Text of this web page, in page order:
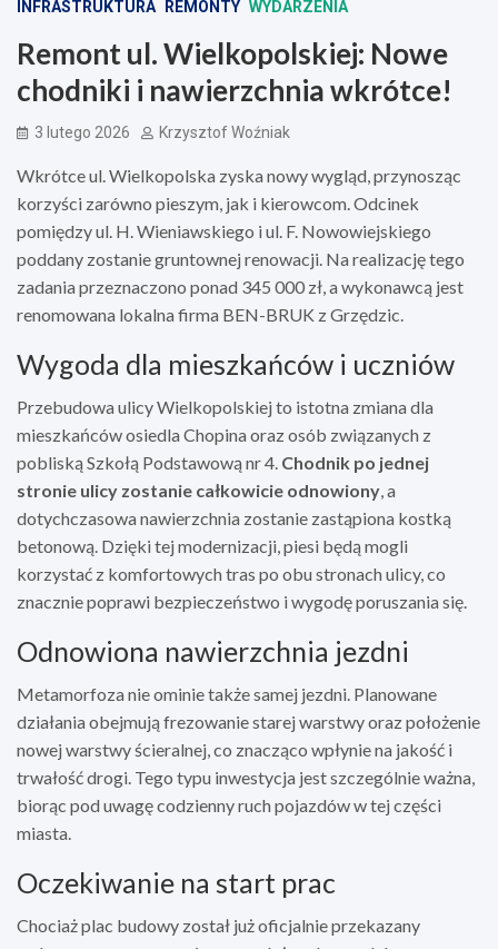
INFRASTRUKTURA REMONTY WYDARZENIA
Remont ul. Wielkopolskiej: Nowe
chodniki i nawierzchnia wkrótce!
3 lutego 2026 Krzysztof Woźniak
Wkrótce ul. Wielkopolska zyska nowy wygląd, przynosząc
korzyści zarówno pieszym, jak i kierowcom. Odcinek
pomiędzy ul. H. Wieniawskiego i ul. F. Nowowiejskiego
poddany zostanie gruntownej renowacji. Na realizację tego
zadania przeznaczono ponad 345 000 zł, a wykonawcą jest
renomowana lokalna firma BEN-BRUK z Grzędzic.
Wygoda dla mieszkańców i uczniów
Przebudowa ulicy Wielkopolskiej to istotna zmiana dla
mieszkańców osiedla Chopina oraz osób związanych z
pobliską Szkołą Podstawową nr 4. Chodnik po jednej
stronie ulicy zostanie całkowicie odnowiony , a
dotychczasowa nawierzchnia zostanie zastąpiona kostką
betonową. Dzięki tej modernizacji, piesi będą mogli
korzystać z komfortowych tras po obu stronach ulicy, co
znacznie poprawi bezpieczeństwo i wygodę poruszania się.
Odnowiona nawierzchnia jezdni
Metamorfoza nie ominie także samej jezdni. Planowane
działania obejmują frezowanie starej warstwy oraz położenie
nowej warstwy ścieralnej, co znacząco wpłynie na jakość i
trwałość drogi. Tego typu inwestycja jest szczególnie ważna,
biorąc pod uwagę codzienny ruch pojazdów w tej części
miasta.
Oczekiwanie na start prac
Chociaż plac budowy został już oficjalnie przekazany